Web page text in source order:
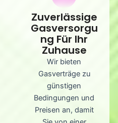
Zuverlässige
Gasversorgu
Ng Für Ihr
Zuhause
Wir bieten
Gasverträge zu
günstigen
Bedingungen und
Preisen an, damit